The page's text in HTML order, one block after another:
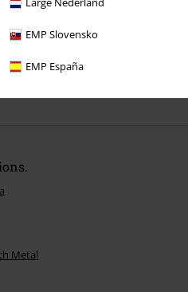
EMP Slovensko
EMP España
Metal